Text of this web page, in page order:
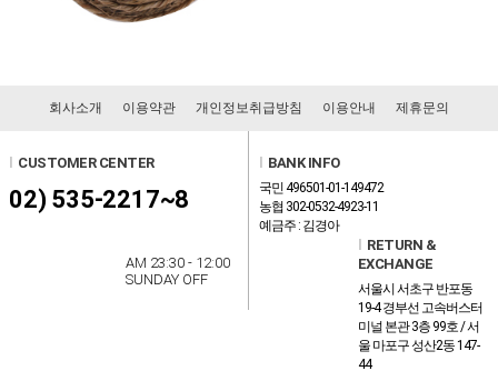
회사소개 이용약관 개인정보취급방침 이용안내 제휴문의
CUSTOMER CENTER
02) 535-2217~8
AM 23:30 - 12:00
SUNDAY OFF
BANK INFO
국민 496501-01-149472
농협 302-0532-4923-11
예금주 : 김경아
RETURN &
EXCHANGE
서울시 서초구 반포동
19-4 경부선 고속버스터
미널 본관 3층 99호 / 서
울 마포구 성산2동 147-
44